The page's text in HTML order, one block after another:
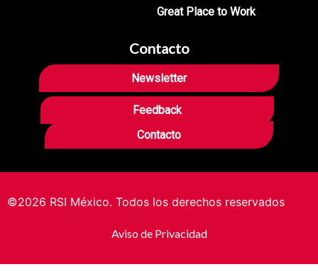
Great Place to Work
Contacto
Newsletter
Feedback
Contacto
©2026 RSI México. Todos los derechos reservados
Aviso de Privacidad